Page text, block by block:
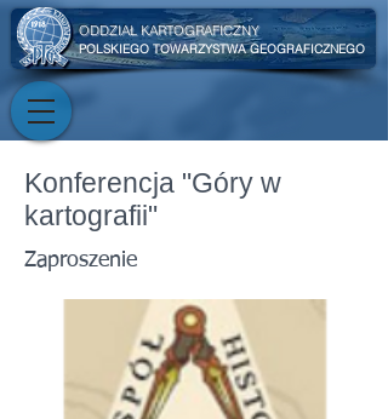
ODDZIAŁ KARTOGRAFICZNY
POLSKIEGO TOWARZYSTWA GEOGRAFICZNEGO
Konferencja "Góry w
kartografii"
Zaproszenie